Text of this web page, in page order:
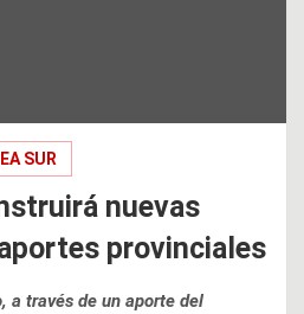
SUR
nuevas
provinciales
a través de un aporte del